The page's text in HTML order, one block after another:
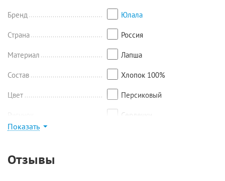
Бренд Юлала
Страна Россия
Материал Лапша
Состав Хлопок 100%
Цвет Персиковый
Сердечки
Показать
Отзывы